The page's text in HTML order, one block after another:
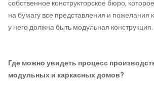
собственное конструкторское бюро,
на бумагу все представления и пожелания
у него должна быть модульная конструкция.
Где можно увидеть процесс
модульных и каркасных домов?